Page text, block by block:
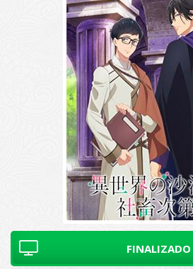
FINALIZADO